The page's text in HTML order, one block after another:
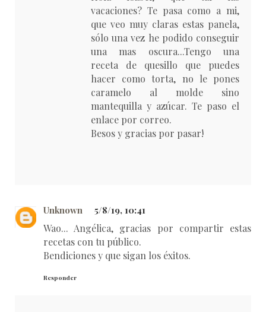
vacaciones? Te pasa como a mi,
que veo muy claras estas panela,
sólo una vez he podido conseguir
una mas oscura...Tengo una
receta de quesillo que puedes
hacer como torta, no le pones
caramelo al molde sino
mantequilla y azúcar. Te paso el
enlace por correo.
Besos y gracias por pasar!
Unknown 5/8/19, 10:41
Wao... Angélica, gracias por compartir estas
recetas con tu público.
Bendiciones y que sigan los éxitos.
Responder